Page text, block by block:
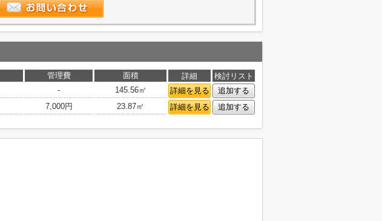
管理費 面積 詳細
検討リスト
- 145.56㎡ 詳細を見る
追加する
7,000円 23.87㎡ 詳細を見る 追加する